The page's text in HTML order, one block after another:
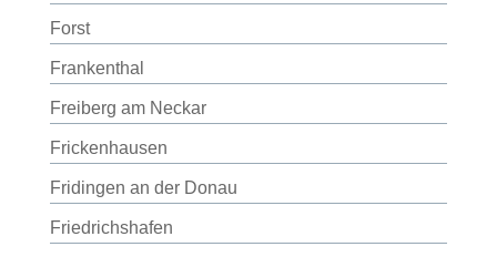
Forst
Frankenthal
Freiberg am Neckar
Frickenhausen
Fridingen an der Donau
Friedrichshafen